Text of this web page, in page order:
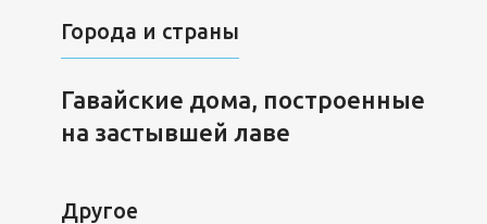
Города и страны
Гавайские дома, построенные
на застывшей лаве
Другое